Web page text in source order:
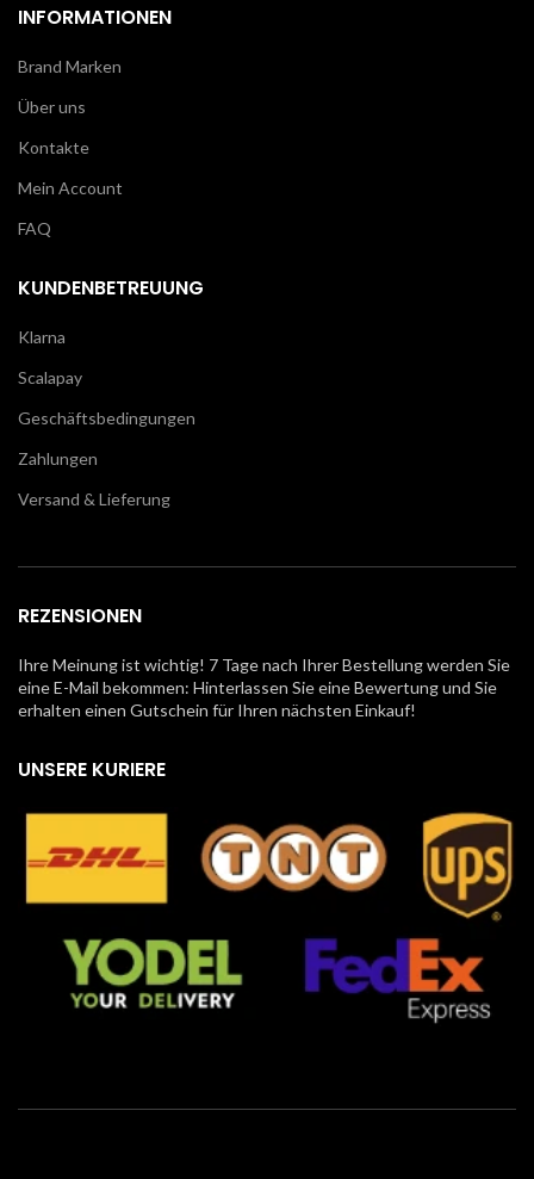
INFORMATIONEN
Brand Marken
Über uns
Kontakte
Mein Account
FAQ
KUNDENBETREUUNG
Klarna
Scalapay
Geschäftsbedingungen
Zahlungen
Versand & Lieferung
REZENSIONEN
Ihre Meinung ist wichtig! 7 Tage nach Ihrer Bestellung werden Sie
eine E-Mail bekommen: Hinterlassen Sie eine Bewertung und Sie
erhalten einen Gutschein für Ihren nächsten Einkauf!
UNSERE KURIERE